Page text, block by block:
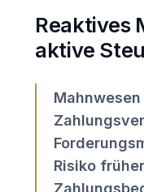
Reaktives
aktive
Risiko